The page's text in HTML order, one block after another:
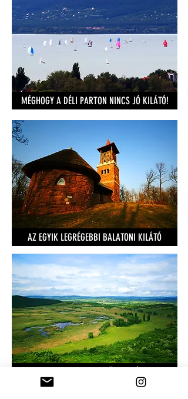
MÉGHOGY A DÉLI PARTON NINCS JÓ KILÁTÓ!
AZ EGYIK LEGRÉGEBBI BALATONI KILÁTÓ